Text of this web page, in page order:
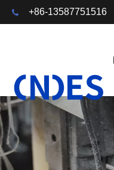
+86-13587751516